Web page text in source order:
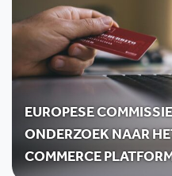
EUROPESE
ONDERZOEK NAAR
COMMERCE